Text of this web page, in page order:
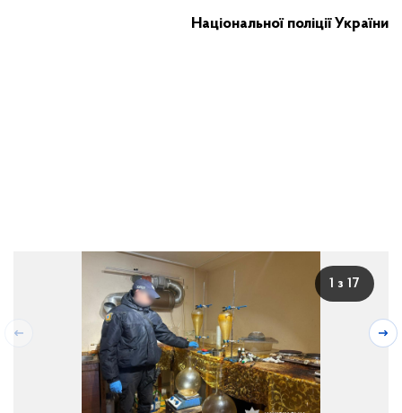
Національної поліції України
1 з 17